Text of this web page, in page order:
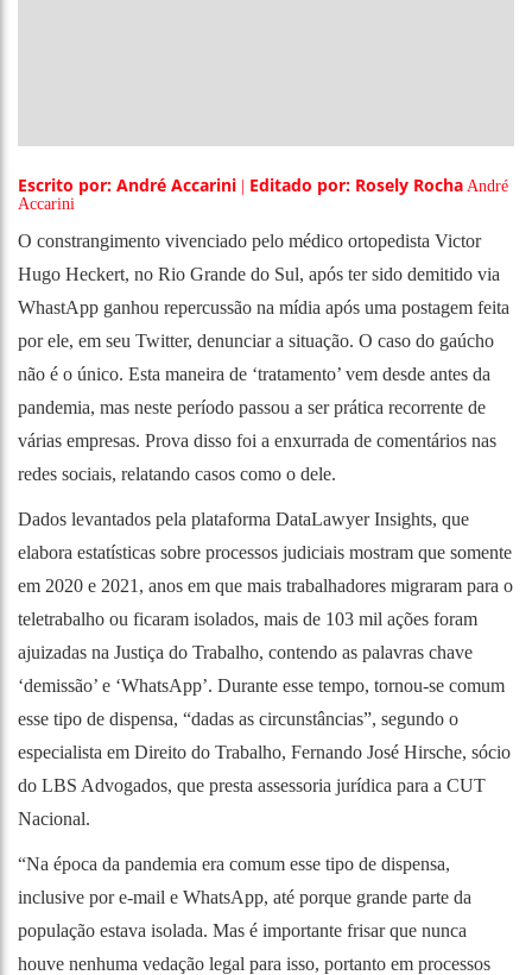
Escrito por: André Accarini Editado por: Rosely Rocha André
Accarini
O constrangimento vivenciado pelo médico ortopedista Victor
Hugo Heckert, no Rio Grande do Sul, após ter sido demitido via
WhastApp ganhou repercussão na mídia após uma postagem feita
por ele, em seu Twitter, denunciar a situação. O caso do gaúcho
não é o único. Esta maneira de ‘tratamento’ vem desde antes da
pandemia, mas neste período passou a ser prática recorrente de
várias empresas. Prova disso foi a enxurrada de comentários nas
redes sociais, relatando casos como o dele.
Dados levantados pela plataforma DataLawyer Insights, que
elabora estatísticas sobre processos judiciais mostram que somente
em 2020 e 2021, anos em que mais trabalhadores migraram para o
teletrabalho ou ficaram isolados, mais de 103 mil ações foram
ajuizadas na Justiça do Trabalho, contendo as palavras chave
‘demissão’ e ‘WhatsApp’. Durante esse tempo, tornou-se comum
esse tipo de dispensa, “dadas as circunstâncias”, segundo o
especialista em Direito do Trabalho, Fernando José Hirsche, sócio
do LBS Advogados, que presta assessoria jurídica para a CUT
Nacional.
“Na época da pandemia era comum esse tipo de dispensa,
inclusive por e-mail e WhatsApp, até porque grande parte da
população estava isolada. Mas é importante frisar que nunca
houve nenhuma vedação legal para isso, portanto em processos